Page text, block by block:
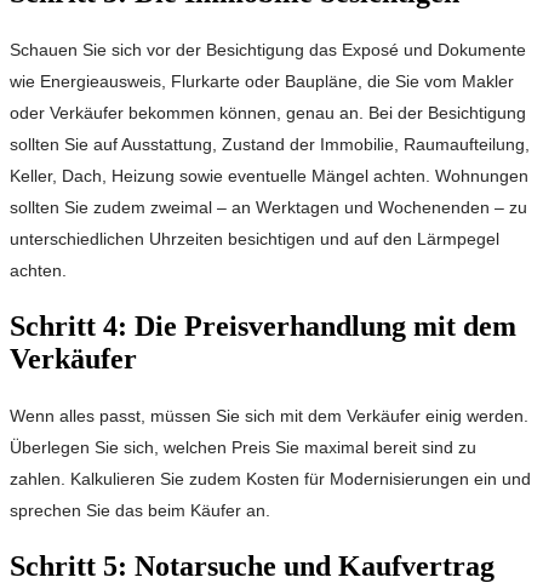
Schauen Sie sich vor der Besichtigung das Exposé und Dokumente
wie Energieausweis, Flurkarte oder Baupläne, die Sie vom Makler
oder Verkäufer bekommen können, genau an. Bei der Besichtigung
sollten Sie auf Ausstattung, Zustand der Immobilie, Raumaufteilung,
Keller, Dach, Heizung sowie eventuelle Mängel achten. Wohnungen
sollten Sie zudem zweimal – an Werktagen und Wochenenden – zu
unterschiedlichen Uhrzeiten besichtigen und auf den Lärmpegel
achten.
Schritt 4: Die Preisverhandlung mit dem
Verkäufer
Wenn alles passt, müssen Sie sich mit dem Verkäufer einig werden.
Überlegen Sie sich, welchen Preis Sie maximal bereit sind zu
zahlen. Kalkulieren Sie zudem Kosten für Modernisierungen ein und
sprechen Sie das beim Käufer an.
Schritt 5: Notarsuche und Kaufvertrag